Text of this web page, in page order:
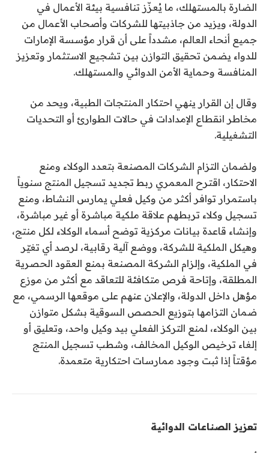
الضارة بالمستهلك، ما يُعزّز تنافسية بيئة الأعمال في
الدولة، ويزيد من جاذبيتها للشركات وأصحاب الأعمال من
جميع أنحاء العالم، مشدداً على أن قرار مؤسسة الإمارات
للدواء يضمن تحقيق التوازن بين تشجيع الاستثمار وتعزيز
المنافسة وحماية الأمن الدوائي والمستهلك.
وقال إن القرار ينهي احتكار المنتجات الطبية، ويحد من
مخاطر انقطاع الإمدادات في حالات الطوارئ أو التحديات
التشغيلية.
ولضمان التزام الشركات المصنعة بتعدد الوكلاء ومنع
الاحتكار، اقترح المعمري ربط تجديد تسجيل المنتج سنوياً
باستمرار توافر أكثر من وكيل فعلي يمارس النشاط، ومنع
تسجيل وكلاء تربطهم علاقة ملكية مباشرة أو غير مباشرة،
وإنشاء قاعدة بيانات مركزية توضح أسماء الوكلاء لكل منتج،
وهيكل الملكية للشركة، ووضع آلية رقابية، لرصد أي تغيّر
في الملكية، وإلزام الشركة المصنعة بمنع العقود الحصرية
المطلقة، وإتاحة فرص متكافئة للتعاقد مع أكثر من موزع
مؤهل داخل الدولة، والإعلان عنهم على موقعها الرسمي، مع
ضمان التزامها بتوزيع الحصص السوقية بشكل متوازن
بين الوكلاء، لمنع التركز الفعلي بيد وكيل واحد، وتعليق أو
إلغاء ترخيص الوكيل المخالف، وشطب تسجيل المنتج
مؤقتاً إذا ثبت وجود ممارسات احتكارية متعمدة.
تعزيز الصناعات الدوائية